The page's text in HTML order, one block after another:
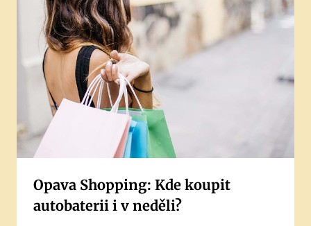
Opava Shopping: Kde koupit
autobaterii i v neděli?